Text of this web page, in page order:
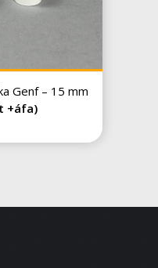
Genf – 15 mm
+áfa)